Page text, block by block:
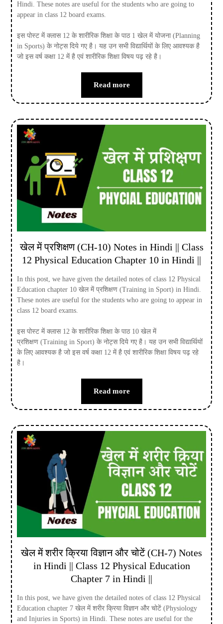
Hindi. These notes are useful for the students who are going to
appear in class 12 board exams.
इस पोस्ट में क्लास 12 के शारीरिक शिक्षा के पाठ 1 खेल में योजना (Planning
in Sports) के नोट्स दिये गए है। यह उन सभी विद्यार्थियों के लिए आवश्यक है
जो इस वर्ष कक्षा 12 में है एवं शारीरिक शिक्षा विषय पढ़ रहे है।
Read more
खेल में प्रशिक्षण (CH-10) Notes in Hindi || Class
12 Physical Education Chapter 10 in Hindi ||
In this post, we have given the detailed notes of class 12 Physical
Education chapter 10 खेल में प्रशिक्षण (Training in Sport) in Hindi.
These notes are useful for the students who are going to appear in
class 12 board exams.
इस पोस्ट में क्लास 12 के शारीरिक शिक्षा के पाठ 10 खेल में
प्रशिक्षण (Training in Sport) के नोट्स दिये गए है। यह उन सभी विद्यार्थियों
के लिए आवश्यक है जो इस वर्ष कक्षा 12 में है एवं शारीरिक शिक्षा विषय पढ़ रहे
है।
Read more
खेल में शरीर क्रिया विज्ञान और चोटें (CH-7) Notes
in Hindi || Class 12 Physical Education
Chapter 7 in Hindi ||
In this post, we have given the detailed notes of class 12 Physical
Education chapter 7 खेल में शरीर क्रिया विज्ञान और चोटें (Physiology
and Injuries in Sports) in Hindi. These notes are useful for the